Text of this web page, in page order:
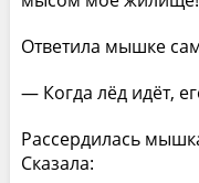
Ответила мышке
— Когда лёд идёт,
Рассердилась
Сказала: